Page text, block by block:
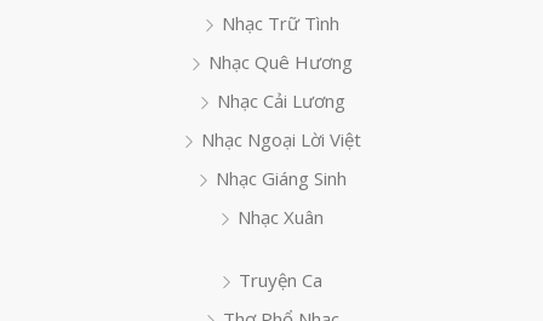
Nhạc Trữ Tình
Nhạc Quê Hương
Nhạc Cải Lương
Nhạc Ngoại Lời Việt
Nhạc Giáng Sinh
Nhạc Xuân
Truyện Ca